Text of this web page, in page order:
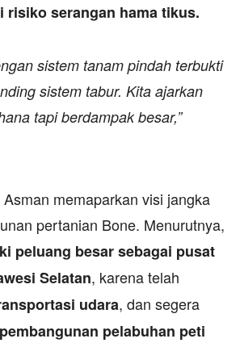
risiko serangan hama tikus.
sistem tanam pindah terbukti
sistem tabur. Kita ajarkan
tapi berdampak besar,”
memaparkan visi jangka
pertanian Bone. Menurutnya,
peluang besar sebagai pusat
Selatan, karena telah
udara, dan segera
pembangunan pelabuhan peti